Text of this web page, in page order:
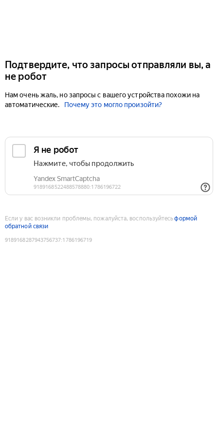
Подтвердите, что запросы отправляли вы, а
не робот
Нам очень жаль, но запросы с вашего устройства похожи на
автоматические.
Почему это могло произойти?
Если у вас возникли проблемы, пожалуйста, воспользуйтесьформой
обратной связи
9189168287943756737:1786196719